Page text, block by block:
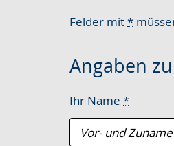
Felder mit*
Angaben
Ihr Name *
wechseln.
Deutscher
wird
angezeigt.